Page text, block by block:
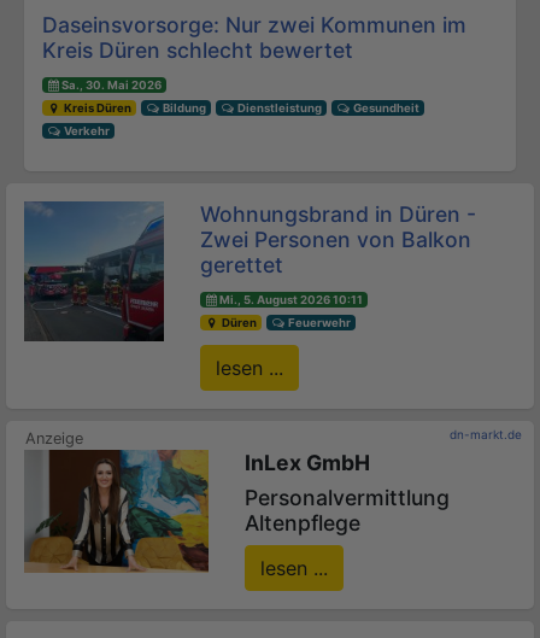
Daseinsvorsorge: Nur zwei Kommunen im
Kreis Düren schlecht bewertet
Sa., 30. Mai 2026
Kreis Düren
Bildung Dienstleistung
Gesundheit
Verkehr
Wohnungsbrand in Düren -
Zwei Personen von Balkon
gerettet
Mi., 5. August 2026 10:11
Düren
Feuerwehr
lesen ...
dn-markt.de
InLex GmbH
Personalvermittlung
Altenpflege
lesen ...